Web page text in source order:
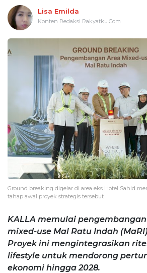
Lisa Emilda
Konten Redaksi Rakyatku.Com
Ground breaking digelar di area eks Hotel Sahid
tahap awal proyek strategis tersebut
KALLA memulai
mixed-use Mal Ratu Indah
Proyek ini mengintegrasikan
lifestyle untuk mendorong
ekonomi hingga 2028.